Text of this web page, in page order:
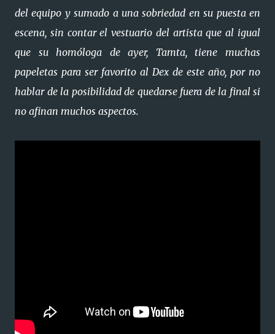
del equipo y sumado a una sobriedad en su puesta en
escena, sin contar el vestuario del artista que al igual
que su homóloga de ayer, Tamta, tiene muchas
papeletas para ser favorito al Dex de este año, por no
hablar de la posibilidad de quedarse fuera de la final si
no afinan muchos aspectos.